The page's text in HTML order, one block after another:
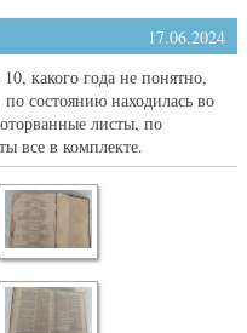
17.06.2024
какого года не понятно,
состоянию находилась во
листы, по
все в комплекте.